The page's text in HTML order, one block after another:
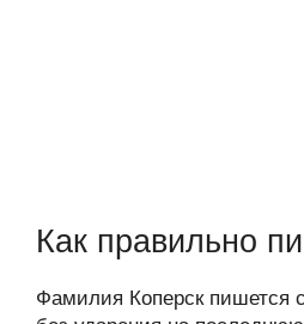
Как правильно
Фамилия Коперск пишется